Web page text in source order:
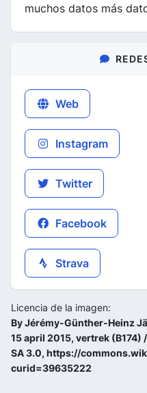
muchos datos más
Web
Instagram
Twitter
Facebook
Strava
Licencia de la imagen:
By Jérémy-Günther-Heinz
15 april 2015, vertrek (B174)
SA 3.0, https://
curid=39635222